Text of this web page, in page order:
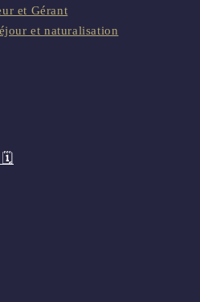
et Gérant
et naturalisation
🗓️